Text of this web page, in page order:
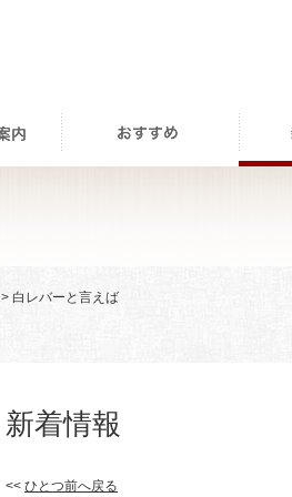
> 白レバーと言えば
新着情報
<< ひとつ前へ戻る